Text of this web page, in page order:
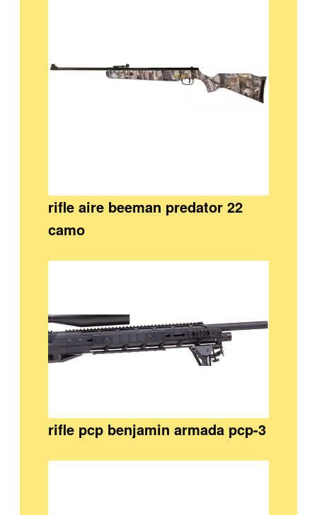
rifle aire beeman predator 22
camo
rifle pcp benjamin armada pcp-3